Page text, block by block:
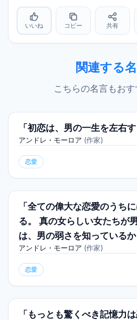
いいね コピー 共有
関連する
こちらの名言もお
「初恋は、男の一生を左右す
アンドレ・モーロア (作家)
恋愛
「全ての偉大な恋愛のうち
る。 真の女らしい女たちが
は、男の弱さを知っているか
アンドレ・モーロア (作家)
恋愛
「もっとも驚くべき記憶力